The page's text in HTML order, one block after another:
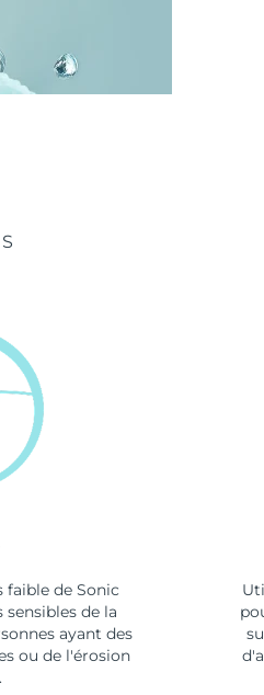
faible de Sonic
sensibles de la
ayant des
ou de l'érosion